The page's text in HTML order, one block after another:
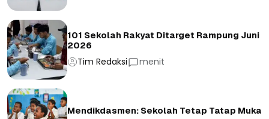
101 Sekolah Rakyat Ditarget Rampung Juni
2026
Tim Redaksi menit
Mendikdasmen: Sekolah Tetap Tatap Muka